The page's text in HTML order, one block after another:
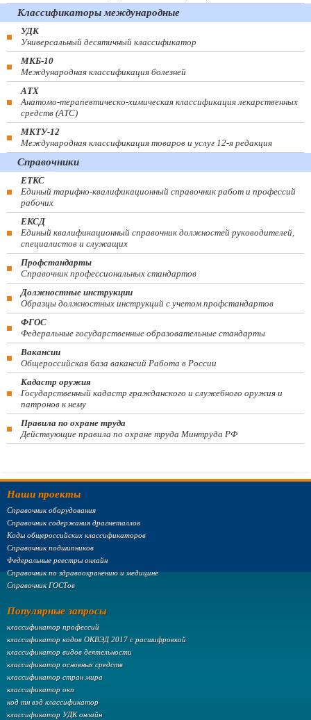
Классификаторы международные
УДК
Универсальный десятичный классификатор
МКБ-10
Международная классификация болезней
АТХ
Анатомо-терапевтическо-химическая классификация лекарственных
средств (ATC)
МКТУ-12
Международная классификация товаров и услуг 12-я редакция
Справочники
ЕТКС
Единый тарифно-квалификационный справочник работ и профессий
рабочих
ЕКСД
Единый квалификационный справочник должностей руководителей,
специалистов и служащих
Профстандарты
Справочник профессиональных стандартов
Должностные инструкции
Образцы должностных инструкций с учетом профстандартов
ФГОС
Федеральные государственные образовательные стандарты
Вакансии
Общероссийская база вакансий Работа в России
Кадастр оружия
Государственный кадастр гражданского и служебного оружия и
патронов к нему
Правила по охране труда
Действующие правила по охране труда Минтруда РФ
Наши проекты
Справочник оборудования
Справочник содержания драгметаллов
Коды общероссийских классификаторов
Справочник подшипников
Федеральные реестры онлайн
Справочник по здравоохранению и медицине
Справочник ГОСТов
Популярные запросы
классификатор профессий
классификатор кодов ОКВЭД 2017 с расшифровкой
классификатор видов деятельности
классификатор основных средств
классификатор стран мира
классификатор окп
код тн вэд классификатор
классификатор УДК онлайн